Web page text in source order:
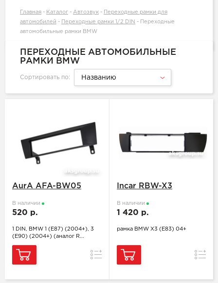
Главная - Каталог - Автозвук -
Переходные рамки для
автомобилей - Переходные рамки 1/2 DIN -
Переходные
автомобильные рамки BMW
ПЕРЕХОДНЫЕ АВТОМОБИЛЬНЫЕ
РАМКИ BMW
Сортировать по: Названию
AurA AFA-BW05
В наличии
520 р.
1 DIN, BMW 1 (E87) (2004+), 3
(E90) (2004+) (аналог R...
Сравнение
Incar RBW-X3
В наличии
1 420 р.
рамка BMW X3 (E83) 04+